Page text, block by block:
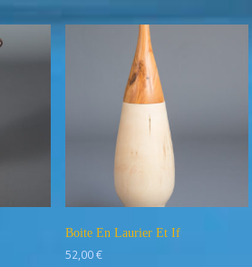
Boite En Laurier Et If
52,00€